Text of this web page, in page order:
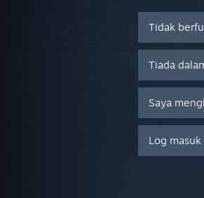
Tidak
Tiada
Saya
Log